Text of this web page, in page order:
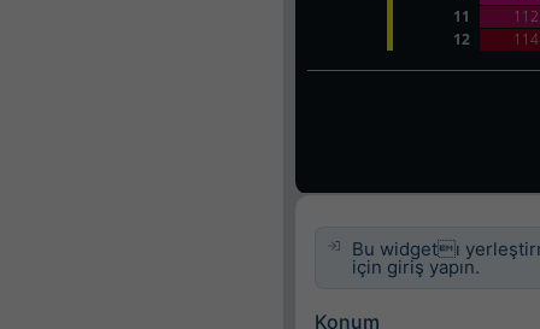
Bu widgetı
için giriş yapın.
Konum